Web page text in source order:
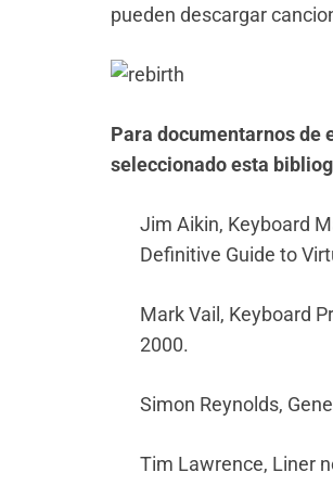
pueden descargar
Para documentarnos de
seleccionado esta
Jim Aikin, Keyboard
Definitive Guide to
Mark Vail, Keyboard
2000.
Simon Reynolds,
Tim Lawrence, Liner